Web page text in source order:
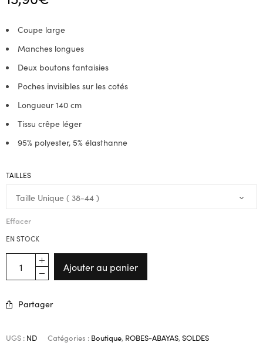
Coupe large
Manches longues
Deux boutons fantaisies
Poches invisibles sur les cotés
Longueur 140 cm
Tissu crêpe léger
95% polyester, 5% élasthanne
TAILLES
Effacer
EN STOCK
Ajouter au panier
Partager
UGS : ND Catégories : Boutique, ROBES-ABAYAS, SOLDES